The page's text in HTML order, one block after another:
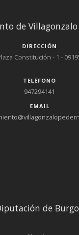
de Villagonzalo
DIRECCIÓN
Constitución - 1 -
TELÉFONO
947294141
EMAIL
de